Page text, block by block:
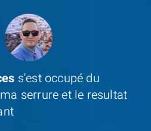
s'est occupé du
serrure et le resultat